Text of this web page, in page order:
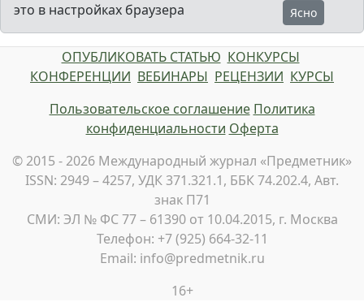
это в настройках браузера
Ясно
ОПУБЛИКОВАТЬ СТАТЬЮ КОНКУРСЫ
КОНФЕРЕНЦИИ ВЕБИНАРЫ РЕЦЕНЗИИ КУРСЫ
Пользовательское соглашение Политика
конфиденциальности Оферта
© 2015 - 2026 Международный журнал «Предметник»
ISSN: 2949 – 4257, УДК 371.321.1, ББК 74.202.4, Авт.
знак П71
СМИ: ЭЛ № ФС 77 – 61390 от 10.04.2015, г. Москва
Телефон: +7 (925) 664-32-11
Email: info@predmetnik.ru
16+